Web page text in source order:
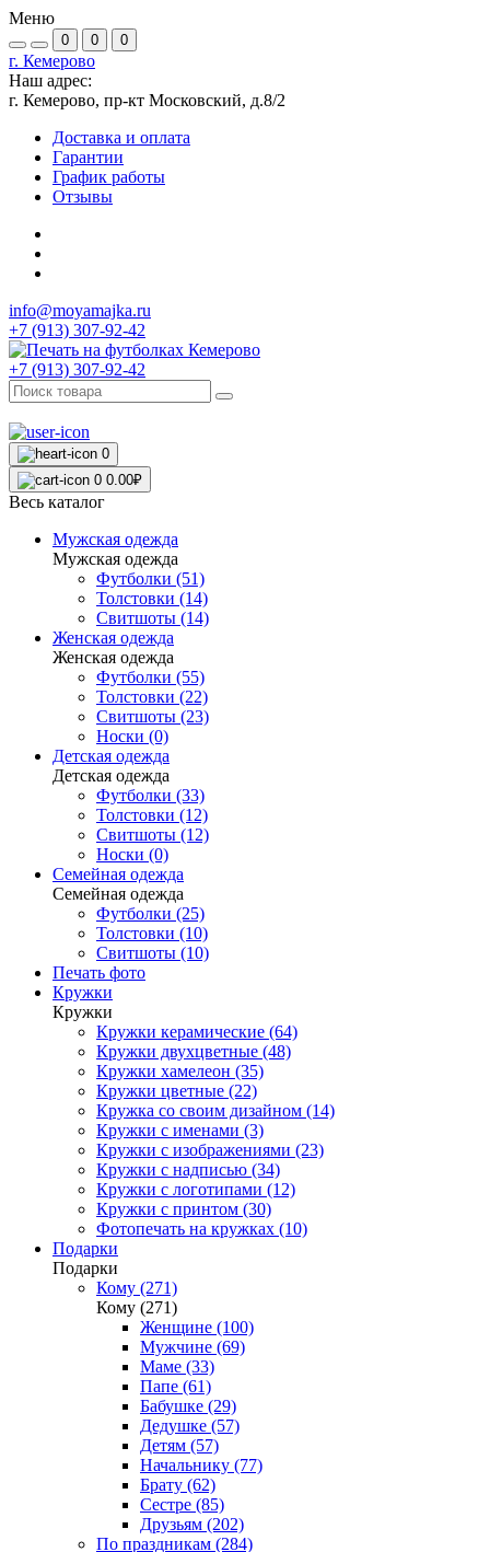
Меню
0 0 0
г. Кемерово
Наш адрес:
г. Кемерово, пр-кт Московский, д.8/2
Доставка и оплата
Гарантии
График работы
Отзывы
info@moyamajka.ru
+7 (913) 307-92-42
+7 (913) 307-92-42
0
0 0.00₽
Весь каталог
Мужская одежда
Мужская одежда
Футболки (51)
Толстовки (14)
Свитшоты (14)
Женская одежда
Женская одежда
Футболки (55)
Толстовки (22)
Свитшоты (23)
Носки (0)
Детская одежда
Детская одежда
Футболки (33)
Толстовки (12)
Свитшоты (12)
Носки (0)
Семейная одежда
Семейная одежда
Футболки (25)
Толстовки (10)
Свитшоты (10)
Печать фото
Кружки
Кружки
Кружки керамические (64)
Кружки двухцветные (48)
Кружки хамелеон (35)
Кружки цветные (22)
Кружка со своим дизайном (14)
Кружки с именами (3)
Кружки с изображениями (23)
Кружки с надписью (34)
Кружки с логотипами (12)
Кружки с принтом (30)
Фотопечать на кружках (10)
Подарки
Подарки
Кому (271)
Кому (271)
Женщине (100)
Мужчине (69)
Маме (33)
Папе (61)
Бабушке (29)
Дедушке (57)
Детям (57)
Начальнику (77)
Брату (62)
Сестре (85)
Друзьям (202)
По праздникам (284)